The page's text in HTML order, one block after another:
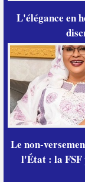
L'élégance en
Le non-
l'État : la FSF